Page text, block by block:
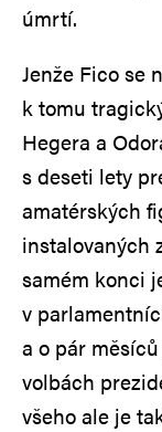
úmrtí.
Jenže Fico se
k tomu
Hegera a
s deseti lety
amatérských
instalovaných
samém konci
v
a o pár
volbách
všeho ale je